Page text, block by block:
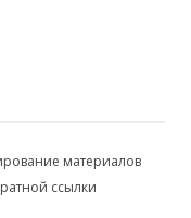
материалов
ссылки